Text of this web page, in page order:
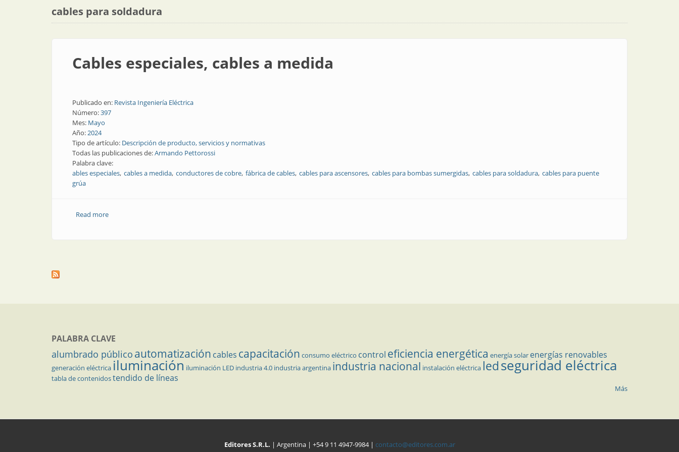
cables para soldadura
Cables especiales, cables a medida
Publicado en: Revista Ingeniería Eléctrica
Número:397
Mes: Mayo
Año:2024
Tipo de artículo: Descripción de producto, servicios y normativas
Todas las publicaciones de:Armando Pettorossi
Palabra clave:
ables especiales cables a medida conductores de cobre fábrica de cables cables para ascensores cables para bombas sumergidas cables para soldadura cables para puente
grúa
Read moreabout Cables especiales, cables a medida
PALABRA CLAVE
alumbrado público automatización cables capacitación consumo eléctrico control eficiencia energética energía solar energías renovables
generación eléctrica iluminación iluminación LED industria 4.0 industria argentina industria nacional instalación eléctrica ledseguridad eléctrica
tabla de contenidostendido de líneas
Más
Editores S.R.L. | Argentina | +54 9 11 4947-9984 | contacto@editores.com.ar